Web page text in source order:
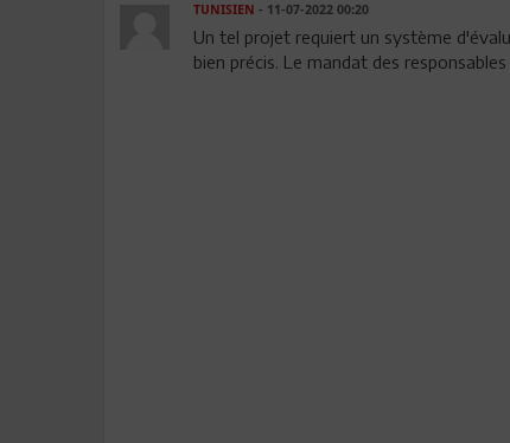
TUNISIEN - 11-07-2022 00:20
Un tel projet requiert un système
bien précis. Le mandat des